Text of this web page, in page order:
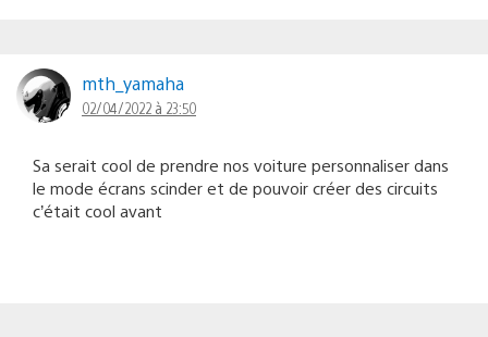
mth_yamaha
02/04/2022 à 23:50
Sa serait cool de prendre nos voiture personnaliser dans
le mode écrans scinder et de pouvoir créer des circuits
c’était cool avant